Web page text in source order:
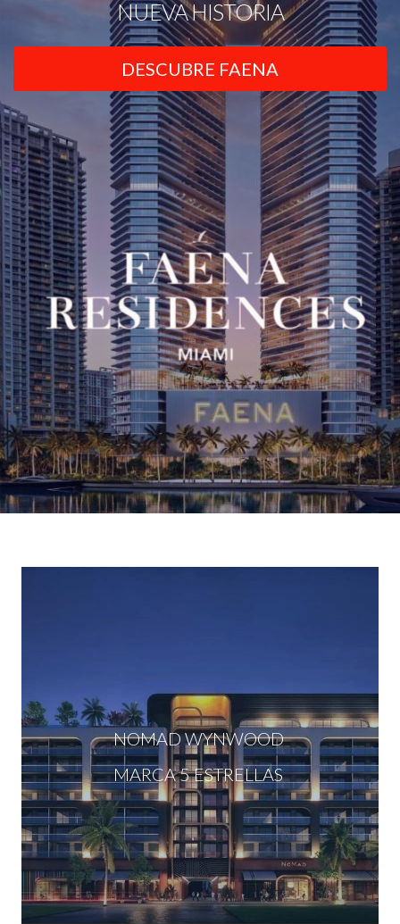
NUEVA HISTORIA
DESCUBRE FAENA
NOMAD WYNWOOD
MARCA 5 ESTRELLAS